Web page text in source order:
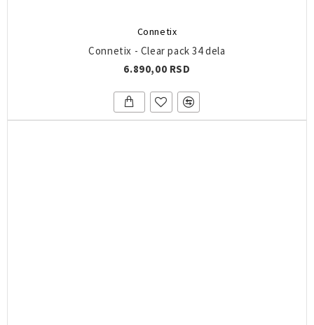
Connetix
Connetix - Clear pack 34 dela
6.890,00 RSD